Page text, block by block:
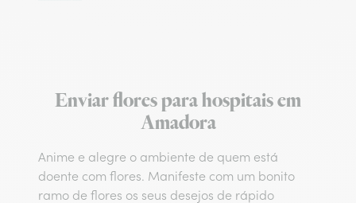
Enviar flores para hospitais em
Amadora
Anime e alegre o ambiente de quem está
doente com flores. Manifeste com um bonito
ramo de flores os seus desejos de rápido